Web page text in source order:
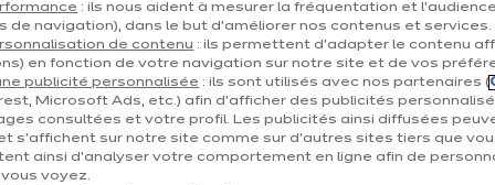
du projet
À propos d'ixina
Tout sur nous
Nos engagements
Nos magasins
: ils nous aident à mesurer la fréquentation et
de navigation), dans le but d’améliorer nos contenus et services.
de contenu : ils permettent d’adapter le contenu
en fonction de votre navigation sur notre site et de vos
publicité personnalisée : ils sont utilisés avec nos partenaires (
Microsoft Ads, etc.) afin d’afficher des publicités
consultées et votre profil. Les publicités ainsi diffusées
s'affichent sur notre site comme sur d’autres sites tiers que
ainsi d'analyser votre comportement en ligne afin de
voyez.